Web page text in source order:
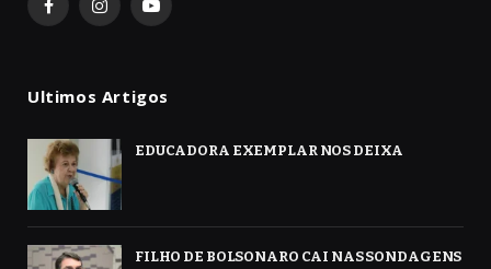
FacebookInstagramYouTube
Ultimos Artigos
EDUCADORA EXEMPLAR NOS DEIXA
FILHO DE BOLSONARO CAI NAS SONDAGENS